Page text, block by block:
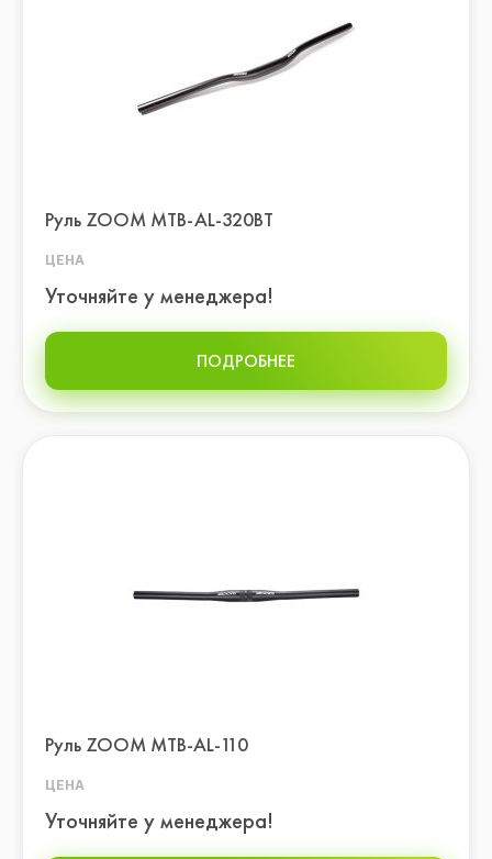
Руль ZOOM MTB-AL-320BT
ЦЕНА
Уточняйте у менеджера!
ПОДРОБНЕЕ
Руль ZOOM МТВ-AL-110
ЦЕНА
Уточняйте у менеджера!